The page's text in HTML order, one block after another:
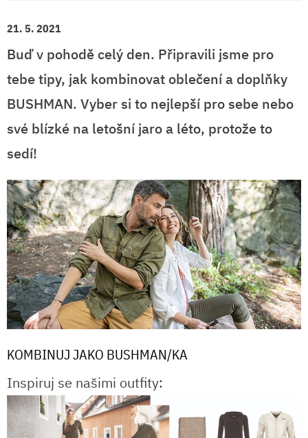
21. 5. 2021
Buď v pohodě celý den. Připravili jsme pro
tebe tipy, jak kombinovat oblečení a doplňky
BUSHMAN. Vyber si to nejlepší pro sebe nebo
své blízké na letošní jaro a léto, protože to
sedí!
KOMBINUJ JAKO BUSHMAN/KA
Inspiruj se našimi outfity: